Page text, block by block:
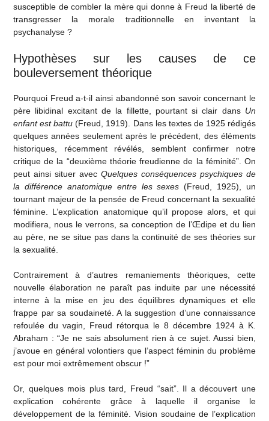
susceptible de combler la mère qui donne à Freud la liberté de
transgresser la morale traditionnelle en inventant la
psychanalyse ?
Hypothèses sur les causes de ce
bouleversement théorique
Pourquoi Freud a-t-il ainsi abandonné son savoir concernant le
père libidinal excitant de la fillette, pourtant si clair dans Un
enfant est battu (Freud, 1919). Dans les textes de 1925 rédigés
quelques années seulement après le précédent, des éléments
historiques, récemment révélés, semblent confirmer notre
critique de la “deuxième théorie freudienne de la féminité”. On
peut ainsi situer avec Quelques conséquences psychiques de
la différence anatomique entre les sexes(Freud, 1925), un
tournant majeur de la pensée de Freud concernant la sexualité
féminine. L’explication anatomique qu’il propose alors, et qui
modifiera, nous le verrons, sa conception de l’Œdipe et du lien
au père, ne se situe pas dans la continuité de ses théories sur
la sexualité.
Contrairement à d’autres remaniements théoriques, cette
nouvelle élaboration ne paraît pas induite par une nécessité
interne à la mise en jeu des équilibres dynamiques et elle
frappe par sa soudaineté. A la suggestion d’une connaissance
refoulée du vagin, Freud rétorqua le 8 décembre 1924 à K.
Abraham : “Je ne sais absolument rien à ce sujet. Aussi bien,
j’avoue en général volontiers que l’aspect féminin du problème
est pour moi extrêmement obscur !”
Or, quelques mois plus tard, Freud “sait”. Il a découvert une
explication cohérente grâce à laquelle il organise le
développement de la féminité. Vision soudaine de l’explication